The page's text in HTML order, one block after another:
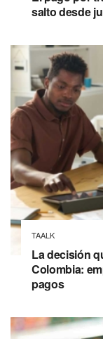
salto desde
TAALK
La decisión
Colombia:
pagos